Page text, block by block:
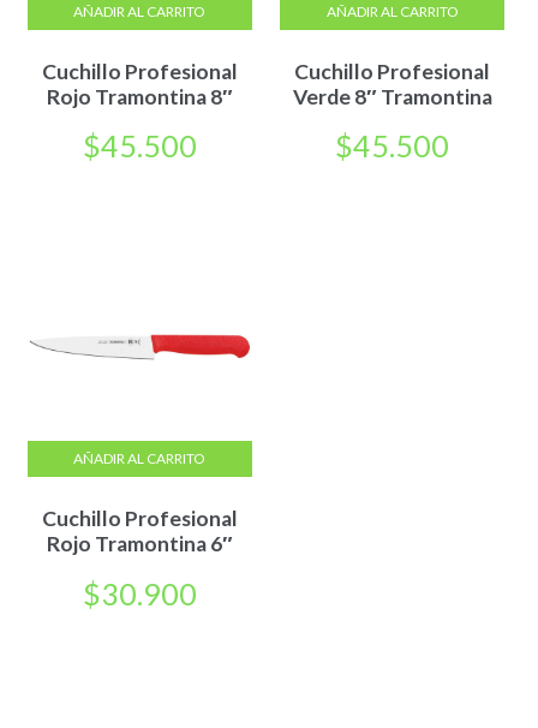
Cuchillo Profesional
Rojo Tramontina 8″
$45.500
AÑADIR AL CARRITO
Cuchillo Profesional
Verde 8″ Tramontina
$45.500
AÑADIR AL CARRITO
Cuchillo Profesional
Rojo Tramontina 6″
$30.900
AÑADIR AL CARRITO